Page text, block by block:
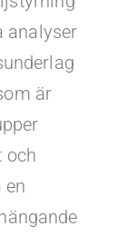
analyser
är
och
en